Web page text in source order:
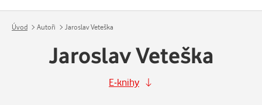
Úvod Autoři Jaroslav Veteška
Jaroslav Veteška
E-knihy